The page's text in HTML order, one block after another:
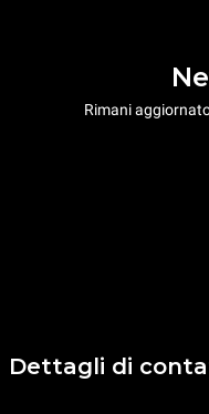
Rimani
Dettagli di